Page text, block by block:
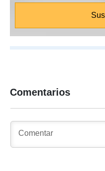
Comentarios